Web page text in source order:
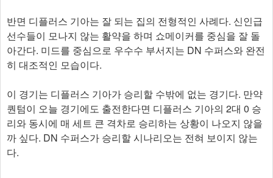
반면 디플러스 기아는 잘 되는 집의 전형적인 사례다. 신인급
선수들이 모나지 않는 활약을 하며 쇼메이커를 중심을 잘 돌
아간다. 미드를 중심으로 우수수 부서지는 DN 수퍼스와 완전
히 대조적인 모습이다.
이 경기는 디플러스 기아가 승리할 수밖에 없는 경기다. 만약
퀀텀이 오늘 경기에도 출전한다면 디플러스 기아의 2대 0 승
리와 동시에 매 세트 큰 격차로 승리하는 상황이 나오지 않을
까 싶다. DN 수퍼스가 승리할 시나리오는 전혀 보이지 않는
다.